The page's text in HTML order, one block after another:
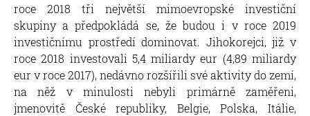
roce 2018 tři největší mimoevropské investiční
skupiny a předpokládá se, že budou i v roce 2019
investičnímu prostředí dominovat. Jihokorejci, již v
roce 2018 investovali 5,4 miliardy eur (4,89 miliardy
eur v roce 2017), nedávno rozšířili své aktivity do zemí,
na něž v minulosti nebyli primárně zaměřeni,
jmenovitě České republiky, Belgie, Polska, Itálie,